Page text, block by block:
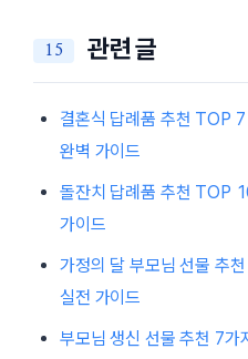
관련 글
결혼식 답례품 추천 TOP
완벽 가이드
돌잔치 답례품 추천 TOP
가이드
가정의 달 부모님 선물 추
실전 가이드
부모님 생신 선물 추천 7